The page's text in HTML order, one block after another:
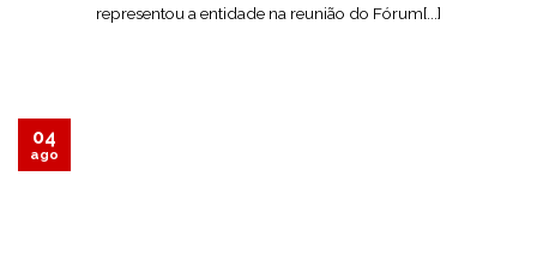
representou a entidade na reunião do Fórum[...]
04
ago